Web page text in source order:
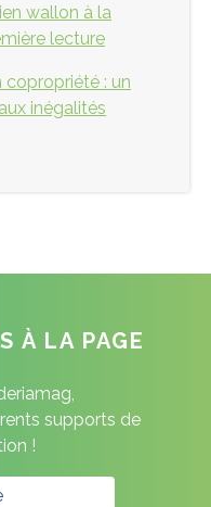
wallon à la
lecture
copropriété : un
inégalités
À LA PAGE
supports de
!